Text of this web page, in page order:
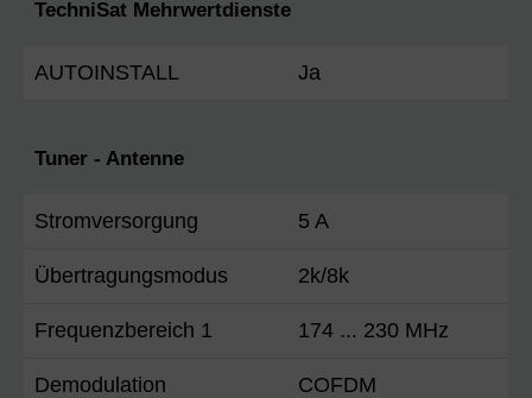
TechniSat Mehrwertdienste
AUTOINSTALL Ja
Tuner - Antenne
Stromversorgung 5 A
Übertragungsmodus 2k/8k
Frequenzbereich 1 174 ... 230 MHz
Demodulation COFDM